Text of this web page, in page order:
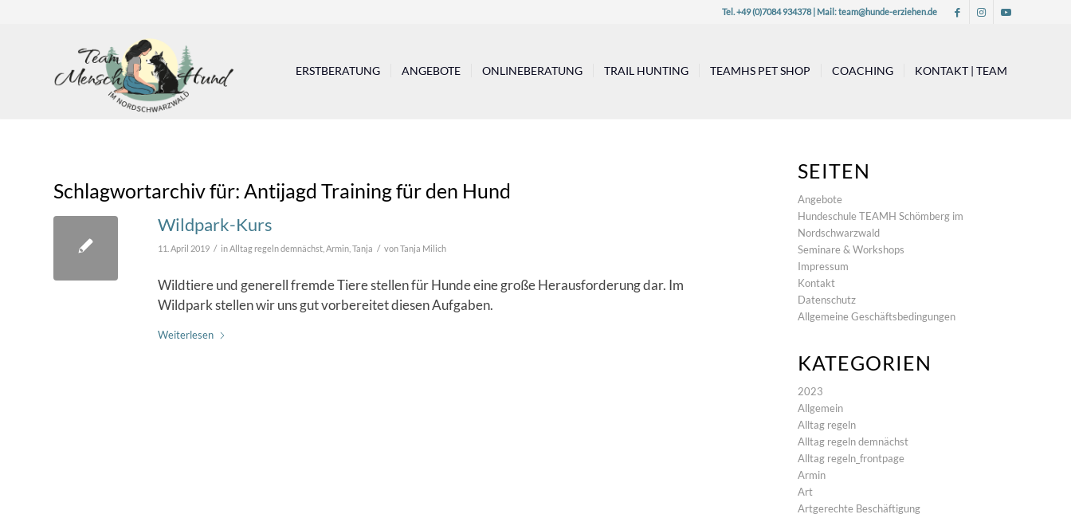
Tel. +49 (0)7084 934378 | Mail:team@hunde-erziehen.de
ERSTBERATUNG ANGEBOTE ONLINEBERATUNG TRAIL HUNTING TEAMHS PET SHOP COACHING KONTAKT | TEAM
Schlagwortarchiv für: Antijagd Training für den Hund
Wildpark-Kurs
11. April 2019 / inAlltag regeln demnächst Armin Tanja / vonTanja Milich
Wildtiere und generell fremde Tiere stellen für Hunde eine große Herausforderung dar. Im
Wildpark stellen wir uns gut vorbereitet diesen Aufgaben.
Weiterlesen
SEITEN
Angebote
Hundeschule TEAMH Schömberg im
Nordschwarzwald
Seminare & Workshops
Impressum
Kontakt
Datenschutz
Allgemeine Geschäftsbedingungen
KATEGORIEN
2023
Allgemein
Alltag regeln
Alltag regeln demnächst
Alltag regeln_frontpage
Armin
Art
Artgerechte Beschäftigung